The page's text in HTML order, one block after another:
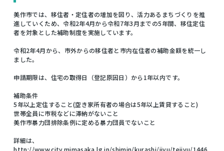
美作市では、移住者・定住者の増加を図り、活力あるまちづくりを推
進していくため、令和2年4月から令和7年3月までの5年間、移住定住
者を対象とした補助制度を実施しています。
令和2年4月から、市外からの移住者と市内在住者の補助金額を統一し
ました。
申請期限は、住宅の取得日（登記原因日）から1年以内です。
補助条件
5年以上定住すること(空き家所有者の場合は5年以上賃貸すること)
世帯全員に市税などに滞納がないこと
美作市暴力団排除条例に定める暴力団員でないこと
詳細は、
http://www.city.mimasaka.lg.jp/shimin/kurashi/ijyu/teijyu/1446